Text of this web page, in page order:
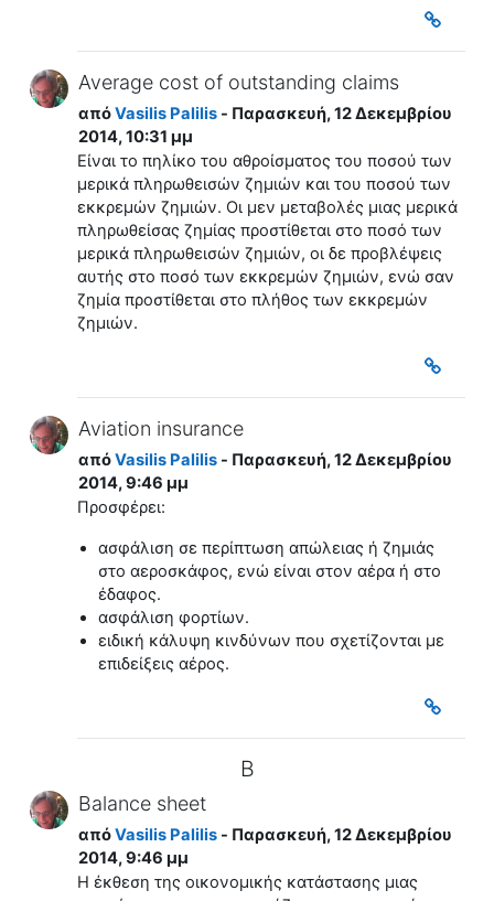
Average cost of outstanding claims
απόVasilis Palilis- Παρασκευή, 12 Δεκεμβρίου
2014, 10:31 μμ
Είναι το πηλίκο του αθροίσματος του ποσού των
μερικά πληρωθεισών ζημιών και του ποσού των
εκκρεμών ζημιών. Οι μεν μεταβολές μιας μερικά
πληρωθείσας ζημίας προστίθεται στο ποσό των
μερικά πληρωθεισών ζημιών, οι δε προβλέψεις
αυτής στο ποσό των εκκρεμών ζημιών, ενώ σαν
ζημία προστίθεται στο πλήθος των εκκρεμών
ζημιών.
Aviation insurance
απόVasilis Palilis- Παρασκευή, 12 Δεκεμβρίου
2014, 9:46 μμ
Προσφέρει:
ασφάλιση σε περίπτωση απώλειας ή ζημιάς
στο αεροσκάφος, ενώ είναι στον αέρα ή στο
έδαφος.
ασφάλιση φορτίων.
ειδική κάλυψη κινδύνων που σχετίζονται με
επιδείξεις αέρος.
B
Balance sheet
απόVasilis Palilis- Παρασκευή, 12 Δεκεμβρίου
2014, 9:46 μμ
H έκθεση της οικονομικής κατάστασης μιας